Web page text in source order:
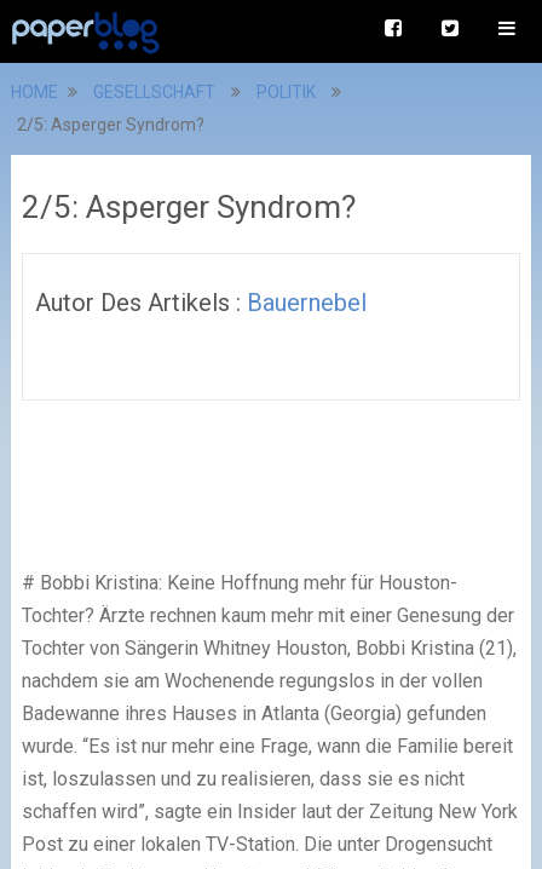
HOME GESELLSCHAFT
POLITIK
2/5: Asperger Syndrom?
2/5: Asperger Syndrom?
Autor Des Artikels : Bauernebel
# Bobbi Kristina: Keine Hoffnung mehr für Houston-
Tochter? Ärzte rechnen kaum mehr mit einer Genesung der
Tochter von Sängerin Whitney Houston, Bobbi Kristina (21),
nachdem sie am Wochenende regungslos in der vollen
Badewanne ihres Hauses in Atlanta (Georgia) gefunden
wurde. “Es ist nur mehr eine Frage, wann die Familie bereit
ist, loszulassen und zu realisieren, dass sie es nicht
schaffen wird”, sagte ein Insider laut der Zeitung New York
Post zu einer lokalen TV-Station. Die unter Drogensucht